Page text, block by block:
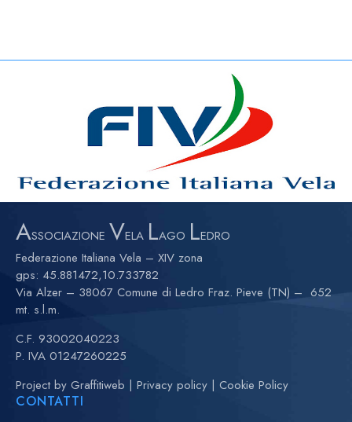
ASSOCIAZIONE VELA LAGO LEDRO
Federazione Italiana Vela – XIV zona
gps: 45.881472,10.733782
Via Alzer – 38067 Comune di Ledro Fraz. Pieve (TN) – 652
mt. s.l.m.
C.F. 93002040223
P. IVA 01247260225
Project by Graffitiweb | Privacy policy | Cookie Policy
CONTATTI